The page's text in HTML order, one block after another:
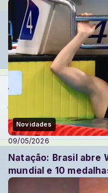
Novidades
09/05/2026
Natação: Brasil abre
mundial e 10